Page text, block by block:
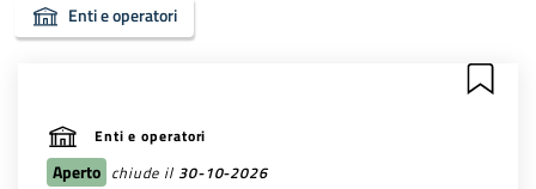
Enti e operatori
Enti e operatori
Aperto chiude il 30-10-2026